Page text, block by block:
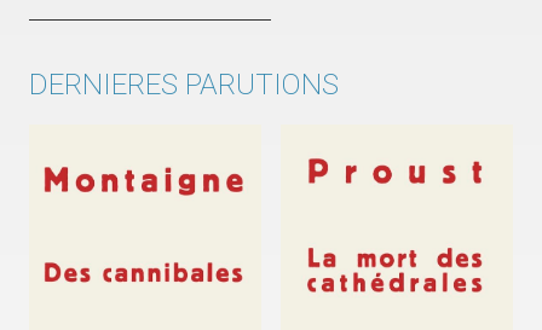
DERNIERES PARUTIONS